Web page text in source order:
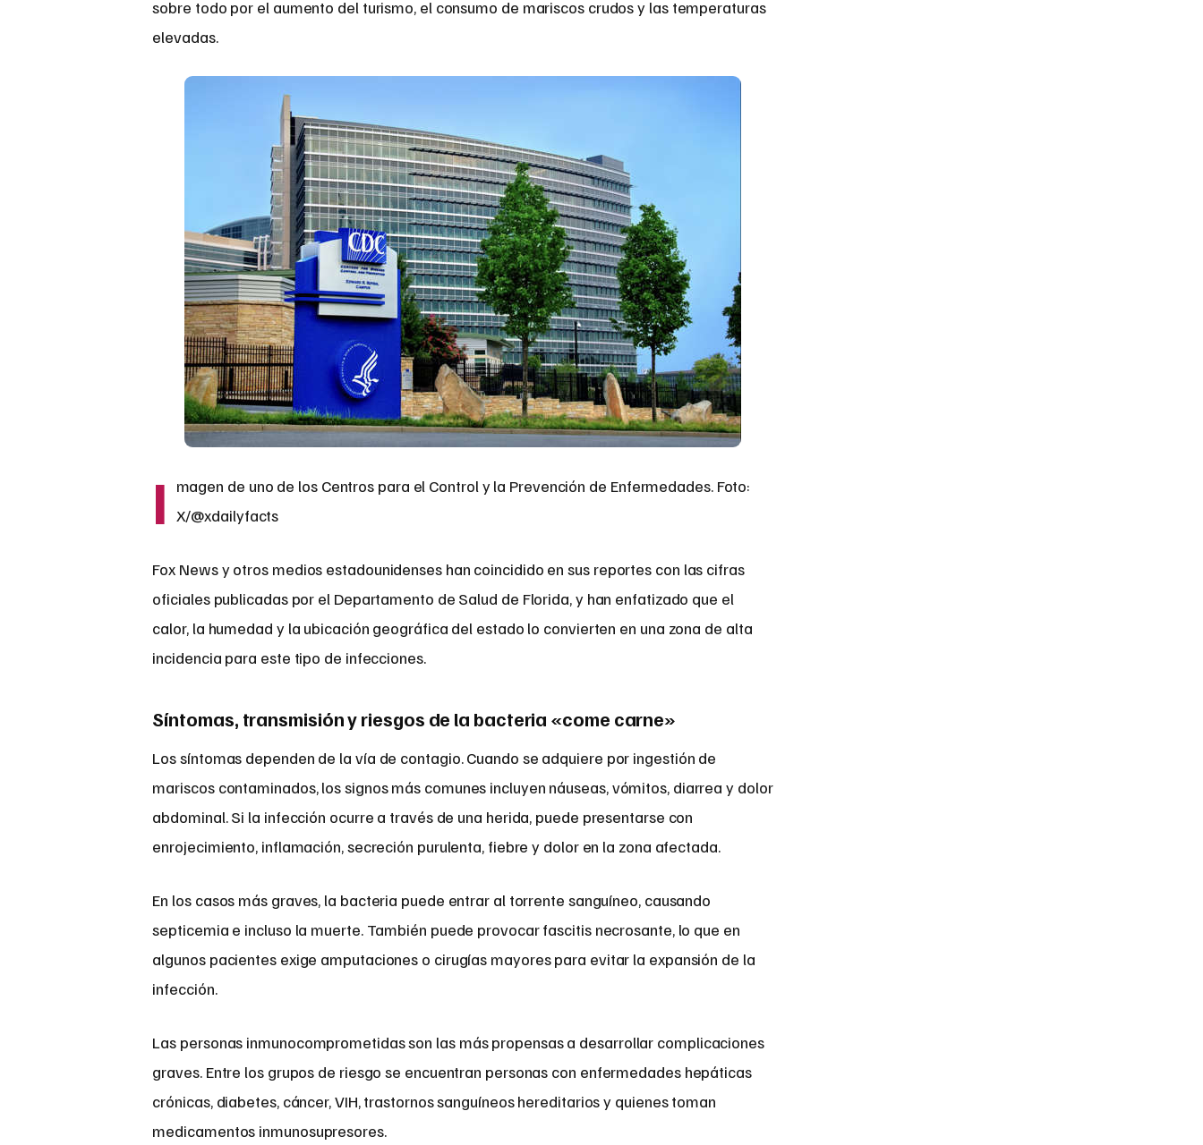
sobre todo por el aumento del turismo, el consumo de mariscos crudos y las temperaturas
elevadas.
I
magen de uno de los Centros para el Control y la Prevención de Enfermedades. Foto:
X/@xdailyfacts
Fox News y otros medios estadounidenses han coincidido en sus reportes con las cifras
oficiales publicadas por el Departamento de Salud de Florida, y han enfatizado que el
calor, la humedad y la ubicación geográfica del estado lo convierten en una zona de alta
incidencia para este tipo de infecciones.
Síntomas, transmisión y riesgos de la bacteria «come carne»
Los síntomas dependen de la vía de contagio. Cuando se adquiere por ingestión de
mariscos contaminados, los signos más comunes incluyen náuseas, vómitos, diarrea y dolor
abdominal. Si la infección ocurre a través de una herida, puede presentarse con
enrojecimiento, inflamación, secreción purulenta, fiebre y dolor en la zona afectada.
En los casos más graves, la bacteria puede entrar al torrente sanguíneo, causando
septicemia e incluso la muerte. También puede provocar fascitis necrosante, lo que en
algunos pacientes exige amputaciones o cirugías mayores para evitar la expansión de la
infección.
Las personas inmunocomprometidas son las más propensas a desarrollar complicaciones
graves. Entre los grupos de riesgo se encuentran personas con enfermedades hepáticas
crónicas, diabetes, cáncer, VIH, trastornos sanguíneos hereditarios y quienes toman
medicamentos inmunosupresores.